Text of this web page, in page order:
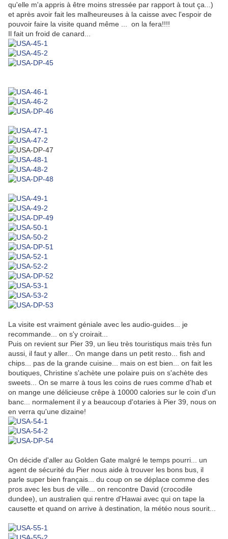
qu'elle m'a appris à être moins stressée par rapport à tout ça...)
et après avoir fait les malheureuses à la caisse avec l'espoir de
pouvoir faire la visite quand même ... on la fera!!!!
Il fait un froid de canard...
La visite est vraiment géniale avec les audio-guides... je
recommande... on s'y croirait...
Puis on revient sur Pier 39, un lieu très touristiqus mais très fun
aussi, il faut y aller... On mange dans un petit resto... fish and
chips... pas de la grande cuisine... mais on est bien... on fait les
boutiques, Christine s'achète une polaire puis on s'achète des
sweets... On se marre à tous les coins de rues comme d'hab et
on mange une délicieuse crêpe à 10000 calories sur le coin d'un
banc... normalement il y a beaucoup d'otaries à Pier 39, nous on
en verra qu'une dizaine!
On décide d'aller au Golden Gate malgré le temps pourri... un
agent de sécurité du Pier nous aide à trouver les bons bus, il
parle super bien français... du coup on se déplace comme des
pros avec les bus de ville... on rencontre David (crocodile
dundee), un australien qui rentre d'Hawai avec qui on tape la
causette et quand on arrive à destination, la météo nous sourit...